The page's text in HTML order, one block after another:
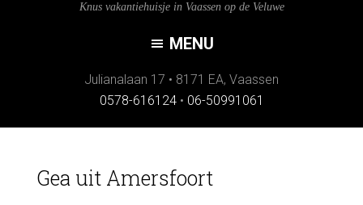
Knus vakantiehuisje in Vaassen op de Veluwe
Julianalaan 17 • 8171 EA, Vaassen
0578-616124 • 06-50991061
Gea uit Amersfoort